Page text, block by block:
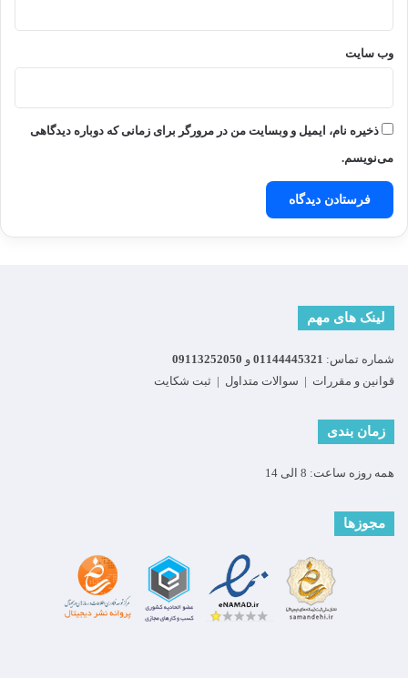
وب‌ سایت
ذخیره نام، ایمیل و وبسایت من در مرورگر برای زمانی که دوباره دیدگاهی
می‌نویسم.
لینک های مهم
شماره تماس: 01144445321 و 09113252050
قوانین و مقررات | سوالات متداول | ثبت شکایت
زمان بندی
همه روزه ساعت: 8 الی 14
مجوزها